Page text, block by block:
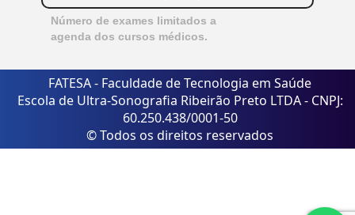
Número de exames limitados a
agenda dos cursos médicos.
FATESA - Faculdade de Tecnologia em Saúde
Escola de Ultra-Sonografia Ribeirão Preto LTDA - CNPJ:
60.250.438/0001-50
© Todos os direitos reservados